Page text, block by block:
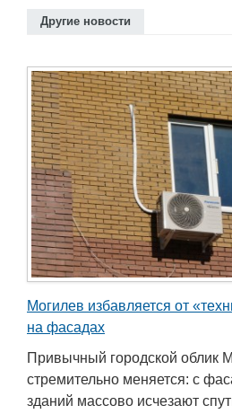
Другие новости
Могилев избавляется от
на фасадах
Привычный городской облик
стремительно меняется: с
зданий массово исчезают